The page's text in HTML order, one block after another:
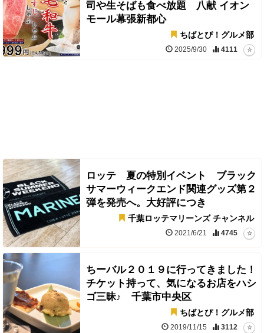
司や生そばも食べ放題 八献 イオン
モール幕張新都心
ちばとぴ！グルメ部
2025/9/30 4111
ロッテ 夏の特別イベント ブラック
サマーウィークエンド関連グッズ第２
弾を発売へ。大好評につき
千葉ロッテマリーンズ チャンネル
2021/6/21 4745
ちーバル２０１９に行ってきました！
チケット持って、気になるお店をハシ
ゴ三昧♪ 千葉市中央区
ちばとぴ！グルメ部
2019/11/15 3112